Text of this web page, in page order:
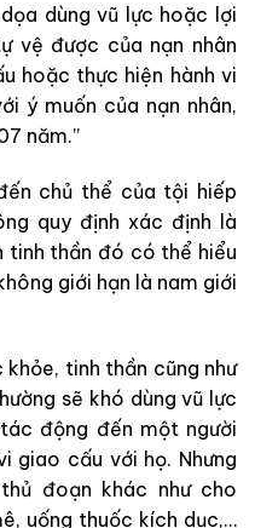
dùng vũ lực hoặc lợi
vệ được của nạn nhân
hoặc thực hiện hành vi
ý muốn của nạn nhân,
năm.”
chủ thể của tội hiếp
quy định xác định là
tinh thần đó có thể hiểu
giới hạn là nam giới
tinh thần cũng như
sẽ khó dùng vũ lực
động đến một người
giao cấu với họ. Nhưng
đoạn khác như cho
uống thuốc kích dục,…